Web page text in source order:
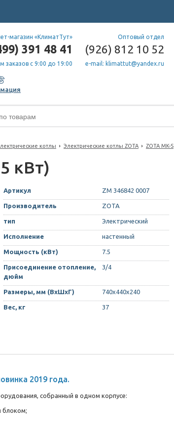
магазин «КлиматТут»
391 48 41
заказов с 9:00 до 19:00
Оптовый отдел
(926) 812 10 52
e-mail: klimattut@yandex.ru
котлы Электрические котлы ZOTA ZOTA MK-S
кВт)
Артикул ZM 346842 0007
Производитель ZOTA
тип Электрический
Исполнение настенный
Мощность (кВт) 7.5
Присоединение отопление,
дюйм
3/4
Размеры, мм (ВхШхГ) 740х440х240
Вес, кг 37
2019 года.
собранный в одном корпусе:
блоком;